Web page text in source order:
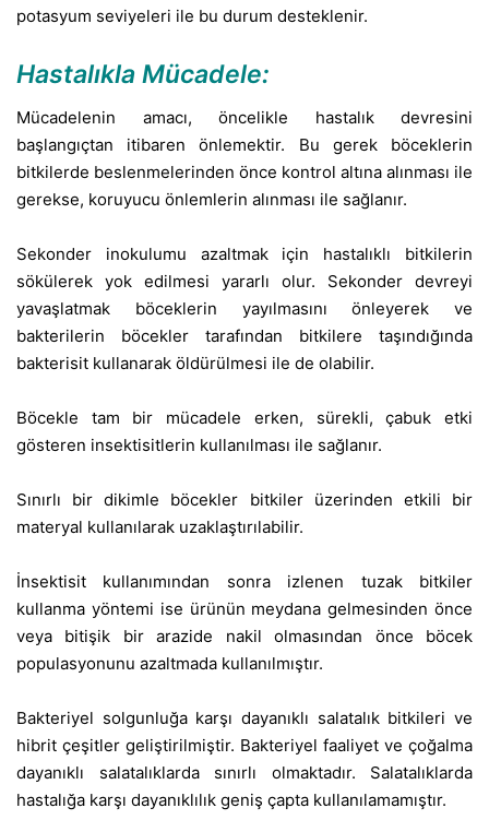
potasyum seviyeleri ile bu durum desteklenir.
Hastalıkla Mücadele:
Mücadelenin amacı, öncelikle hastalık devresini
başlangıçtan itibaren önlemektir. Bu gerek böceklerin
bitkilerde beslenmelerinden önce kontrol altına alınması ile
gerekse, koruyucu önlemlerin alınması ile sağlanır.
Sekonder inokulumu azaltmak için hastalıklı bitkilerin
sökülerek yok edilmesi yararlı olur. Sekonder devreyi
yavaşlatmak böceklerin yayılmasını önleyerek ve
bakterilerin böcekler tarafından bitkilere taşındığında
bakterisit kullanarak öldürülmesi ile de olabilir.
Böcekle tam bir mücadele erken, sürekli, çabuk etki
gösteren insektisitlerin kullanılması ile sağlanır.
Sınırlı bir dikimle böcekler bitkiler üzerinden etkili bir
materyal kullanılarak uzaklaştırılabilir.
İnsektisit kullanımından sonra izlenen tuzak bitkiler
kullanma yöntemi ise ürünün meydana gelmesinden önce
veya bitişik bir arazide nakil olmasından önce böcek
populasyonunu azaltmada kullanılmıştır.
Bakteriyel solgunluğa karşı dayanıklı salatalık bitkileri ve
hibrit çeşitler geliştirilmiştir. Bakteriyel faaliyet ve çoğalma
dayanıklı salatalıklarda sınırlı olmaktadır. Salatalıklarda
hastalığa karşı dayanıklılık geniş çapta kullanılamamıştır.